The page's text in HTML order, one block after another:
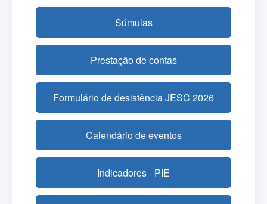
Súmulas
Prestação de contas
Formulário de desistência JESC 2026
Calendário de eventos
Indicadores - PIE